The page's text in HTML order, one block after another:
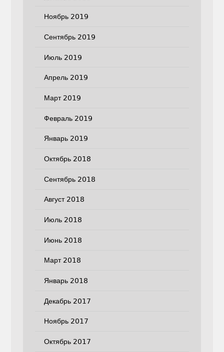
Ноябрь 2019
Сентябрь 2019
Июль 2019
Апрель 2019
Март 2019
Февраль 2019
Январь 2019
Октябрь 2018
Сентябрь 2018
Август 2018
Июль 2018
Июнь 2018
Март 2018
Январь 2018
Декабрь 2017
Ноябрь 2017
Октябрь 2017